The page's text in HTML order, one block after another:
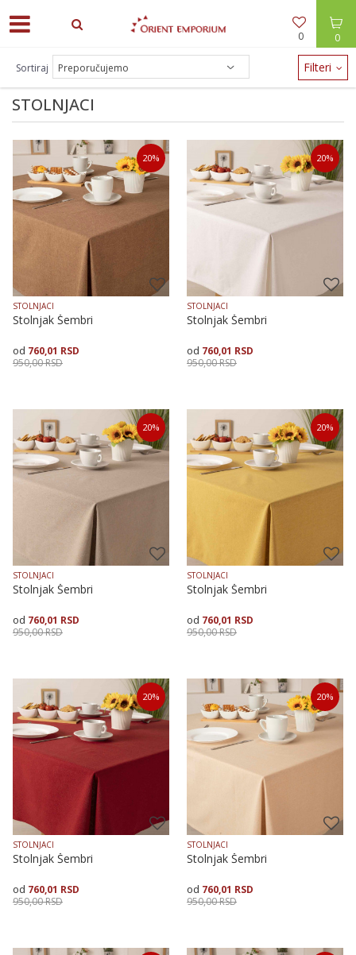
0
0
ODEĆA -30% / NAKIT -20% - zalihe brzo nestaju!
STOLNJACI
Sortiraj Filteri
20%
STOLNJACI
Stolnjak Šembri
760,01 RSD
950,00RSD
Veličina
140X140140X180 140X240
Dodaj u korpu
20%
STOLNJACI
Stolnjak Šembri
760,01 RSD
950,00RSD
Veličina
140X140140X180140X240
Dodaj u korpu
20%
STOLNJACI
Stolnjak Šembri
760,01 RSD
950,00RSD
Veličina
140X140140X180140X240
Dodaj u korpu
20%
STOLNJACI
Stolnjak Šembri
760,01 RSD
950,00RSD
Veličina
140X140140X180140X240
Dodaj u korpu
20%
STOLNJACI
Stolnjak Šembri
760,01 RSD
950,00RSD
Veličina Dodaj u korpu
20%
STOLNJACI
Stolnjak Šembri
760,01 RSD
950,00RSD
Veličina Dodaj u korpu